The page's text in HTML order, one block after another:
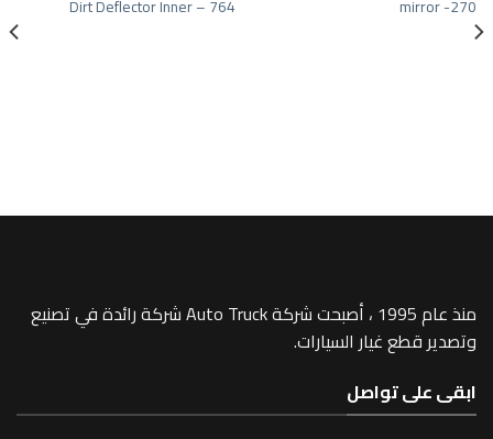
to wishlist Dirt Deflector Inner – 764
منذ عام 1995 ، أصبحت شركة Auto Truck شركة رائدة في تصنيع
غيار السيارات.
تواصل